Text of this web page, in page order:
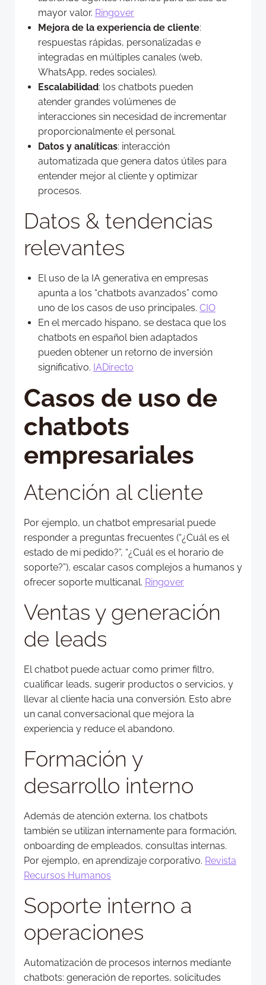
mayor valor. Ringover
Mejora de la experiencia de cliente:
respuestas rápidas, personalizadas e
integradas en múltiples canales (web,
WhatsApp, redes sociales).
Escalabilidad: los chatbots pueden
atender grandes volúmenes de
interacciones sin necesidad de incrementar
proporcionalmente el personal.
Datos y analíticas: interacción
automatizada que genera datos útiles para
entender mejor al cliente y optimizar
procesos.
Datos & tendencias
relevantes
El uso de la IA generativa en empresas
apunta a los “chatbots avanzados” como
uno de los casos de uso principales. CIO
En el mercado hispano, se destaca que los
chatbots en español bien adaptados
pueden obtener un retorno de inversión
significativo. IADirecto
Casos de uso de
chatbots
empresariales
Atención al cliente
Por ejemplo, un chatbot empresarial puede
responder a preguntas frecuentes (“¿Cuál es el
estado de mi pedido?”, “¿Cuál es el horario de
soporte?”), escalar casos complejos a humanos y
ofrecer soporte multicanal. Ringover
Ventas y generación
de leads
El chatbot puede actuar como primer filtro,
cualificar leads, sugerir productos o servicios, y
llevar al cliente hacia una conversión. Esto abre
un canal conversacional que mejora la
experiencia y reduce el abandono.
Formación y
desarrollo interno
Además de atención externa, los chatbots
también se utilizan internamente para formación,
onboarding de empleados, consultas internas.
Por ejemplo, en aprendizaje corporativo. Revista
Recursos Humanos
Soporte interno a
operaciones
Automatización de procesos internos mediante
chatbots: generación de reportes, solicitudes